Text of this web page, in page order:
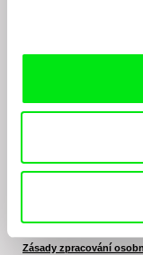
Odesláním registrace k
Zásady zpracování